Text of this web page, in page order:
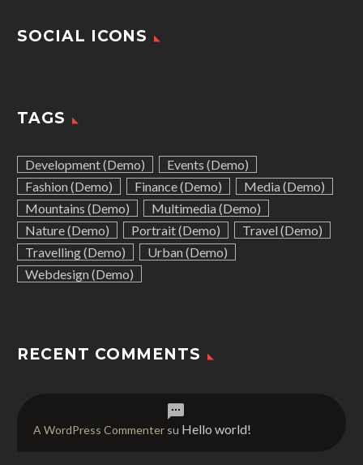
SOCIAL ICONS
TAGS
Development (Demo)
Events (Demo)
Fashion (Demo)
Finance (Demo)
Media (Demo)
Mountains (Demo)
Multimedia (Demo)
Nature (Demo)
Portrait (Demo)
Travel (Demo)
Travelling (Demo)
Urban (Demo)
Webdesign (Demo)
RECENT COMMENTS
A WordPress Commenter su Hello world!